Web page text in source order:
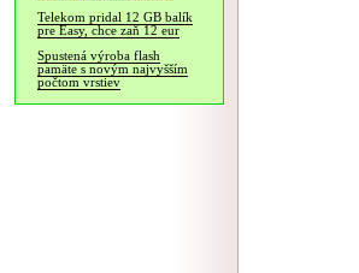
Telekom pridal 12 GB balík
pre Easy, chce zaň 12 eur
Spustená výroba flash
pamäte s novým najvyšším
počtom vrstiev